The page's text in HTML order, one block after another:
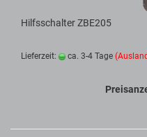
Hilfsschalter ZBE205
Lieferzeit: ca. 3-4 Tage